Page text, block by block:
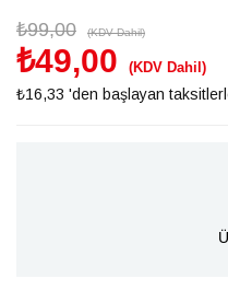
₺99,00 (KDV Dahil)
₺49,00 (KDV Dahil)
₺16,33 'den başlayan